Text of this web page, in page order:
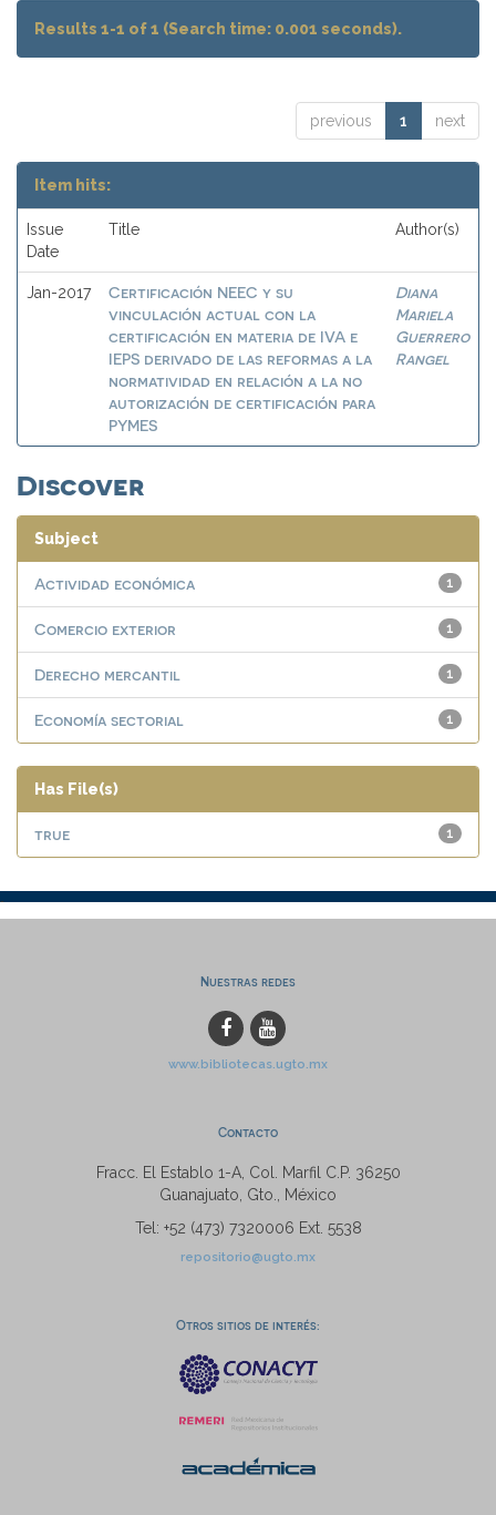
Results 1-1 of 1 (Search time: 0.001 seconds).
previous 1 next
Item hits:
Issue
Date
Title Author(s)
Jan-2017
Certificación NEEC y su
vinculación actual con la
certificación en materia de IVA e
IEPS derivado de las reformas a la
normatividad en relación a la no
autorización de certificación para
PYMES
Diana
Mariela
Guerrero
Rangel
Discover
Subject
1
Actividad económica
1
Comercio exterior
1
Derecho mercantil
1
Economía sectorial
Has File(s)
1
true
Nuestras redes
www.bibliotecas.ugto.mx
Contacto
Fracc. El Establo 1-A, Col. Marfil C.P. 36250
Guanajuato, Gto., México
Tel: +52 (473) 7320006 Ext. 5538
repositorio@ugto.mx
Otros sitios de interés: